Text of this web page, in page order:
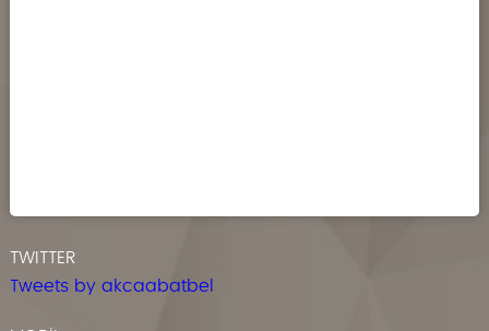
TWITTER
Tweets by akcaabatbel